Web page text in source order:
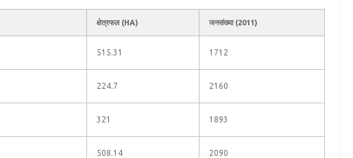
क्षेत्रफल (HA) जनसंख्या (2011)
515.31 1712
224.7 2160
321 1893
508.14 2090